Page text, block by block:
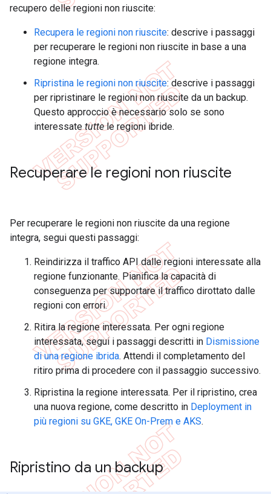
recupero delle regioni non riuscite:
Recupera le regioni non riuscite: descrive i passaggi
per recuperare le regioni non riuscite in base a una
regione integra.
Ripristina le regioni non riuscite: descrive i passaggi
per ripristinare le regioni non riuscite da un backup.
Questo approccio è necessario solo se sono
interessatetuttele regioni ibride.
Recuperare le regioni non riuscite
Per recuperare le regioni non riuscite da una regione
integra, segui questi passaggi:
Reindirizza il traffico API dalle regioni interessate alla
regione funzionante. Pianifica la capacità di
conseguenza per supportare il traffico dirottato dalle
regioni con errori.
Ritira la regione interessata. Per ogni regione
interessata, segui i passaggi descritti in Dismissione
di una regione ibrida. Attendi il completamento del
ritiro prima di procedere con il passaggio successivo.
Ripristina la regione interessata. Per il ripristino, crea
una nuova regione, come descritto in Deployment in
più regioni su GKE, GKE On-Prem e AKS.
Ripristino da un backup